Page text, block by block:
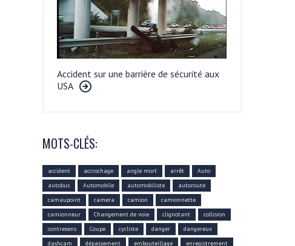
Accident sur une barrière de sécurité aux
USA
MOTS-CLÉS:
accident accrochage angle mort arrêt
Auto
autobus
Automobile automobiliste
autoroute
camaupoint
camera camion
camionnette
camionneur
Changement de voie clignotant
collision
contresens
Coupe cycliste danger
dangereux
dashcam
dépassement embouteillage
enregistrement